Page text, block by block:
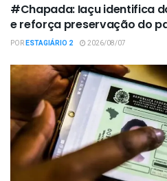
#Chapada: Iaçu identifica
e reforça preservação do
PORESTAGIÁRIO 2 2026/08/07